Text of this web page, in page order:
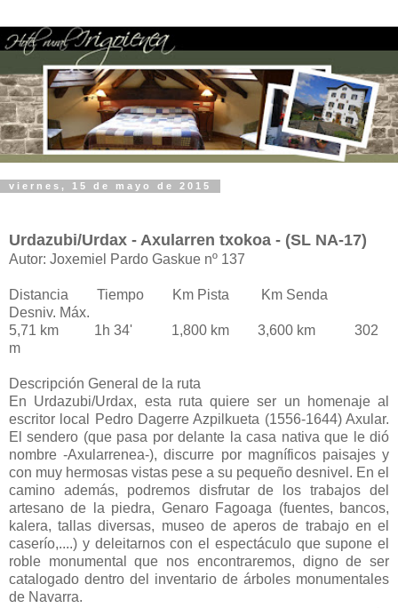
viernes, 15 de mayo de 2015
Urdazubi/Urdax - Axularren txokoa - (SL NA-17)
Autor: Joxemiel Pardo Gaskue nº 137
Distancia Tiempo Km Pista Km Senda
Desniv. Máx.
5,71 km 1h 34' 1,800 km 3,600 km 302
m
Descripción General de la ruta
En Urdazubi/Urdax, esta ruta quiere ser un homenaje al
escritor local Pedro Dagerre Azpilkueta (1556-1644) Axular.
El sendero (que pasa por delante la casa nativa que le dió
nombre -Axularrenea-), discurre por magníficos paisajes y
con muy hermosas vistas pese a su pequeño desnivel. En el
camino además, podremos disfrutar de los trabajos del
artesano de la piedra, Genaro Fagoaga (fuentes, bancos,
kalera, tallas diversas, museo de aperos de trabajo en el
caserío,....) y deleitarnos con el espectáculo que supone el
roble monumental que nos encontraremos, digno de ser
catalogado dentro del inventario de árboles monumentales
de Navarra.